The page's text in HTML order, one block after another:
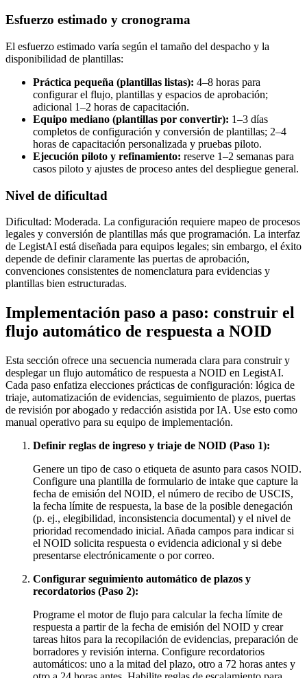
Esfuerzo estimado y cronograma
El esfuerzo estimado varía según el tamaño del despacho y la
disponibilidad de plantillas:
Práctica pequeña (plantillas listas): 4–8 horas para
configurar el flujo, plantillas y espacios de aprobación;
adicional 1–2 horas de capacitación.
Equipo mediano (plantillas por convertir): 1–3 días
completos de configuración y conversión de plantillas; 2–4
horas de capacitación personalizada y pruebas piloto.
Ejecución piloto y refinamiento: reserve 1–2 semanas para
casos piloto y ajustes de proceso antes del despliegue general.
Nivel de dificultad
Dificultad: Moderada. La configuración requiere mapeo de procesos
legales y conversión de plantillas más que programación. La interfaz
de LegistAI está diseñada para equipos legales; sin embargo, el éxito
depende de definir claramente las puertas de aprobación,
convenciones consistentes de nomenclatura para evidencias y
plantillas bien estructuradas.
Implementación paso a paso: construir el
flujo automático de respuesta a NOID
Esta sección ofrece una secuencia numerada clara para construir y
desplegar un flujo automático de respuesta a NOID en LegistAI.
Cada paso enfatiza elecciones prácticas de configuración: lógica de
triaje, automatización de evidencias, seguimiento de plazos, puertas
de revisión por abogado y redacción asistida por IA. Use esto como
manual operativo para su equipo de implementación.
Definir reglas de ingreso y triaje de NOID (Paso 1):
Genere un tipo de caso o etiqueta de asunto para casos NOID.
Configure una plantilla de formulario de intake que capture la
fecha de emisión del NOID, el número de recibo de USCIS,
la fecha límite de respuesta, la base de la posible denegación
(p. ej., elegibilidad, inconsistencia documental) y el nivel de
prioridad recomendado inicial. Añada campos para indicar si
el NOID solicita respuesta o evidencia adicional y si debe
presentarse electrónicamente o por correo.
Configurar seguimiento automático de plazos y
recordatorios (Paso 2):
Programe el motor de flujo para calcular la fecha límite de
respuesta a partir de la fecha de emisión del NOID y crear
tareas hitos para la recopilación de evidencias, preparación de
borradores y revisión interna. Configure recordatorios
automáticos: uno a la mitad del plazo, otro a 72 horas antes y